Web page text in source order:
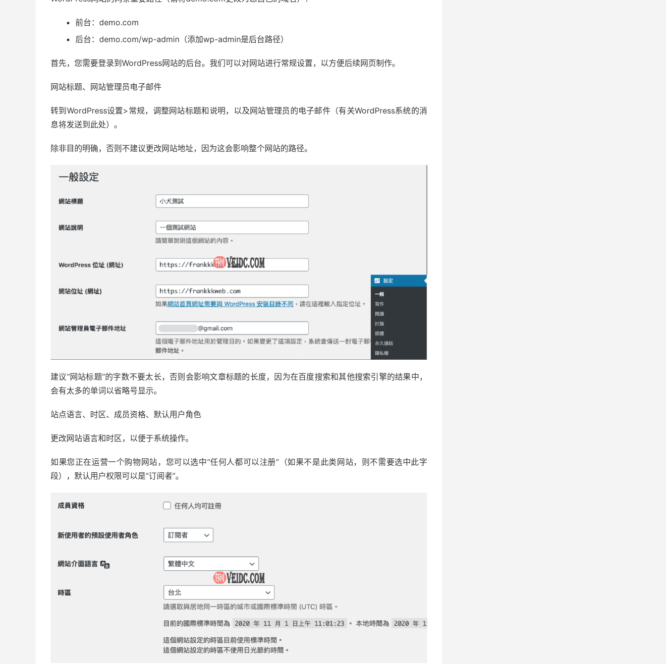
前台：demo.com
后台：demo.com/wp-admin（添加wp-admin是后台路径）
首先，您需要登录到WordPress网站的后台。我们可以对网站进行常规设置，以方便后续网页制作。
网站标题、网站管理员电子邮件
转到WordPress设置>常规，调整网站标题和说明，以及网站管理员的电子邮件（有关WordPress系统的消
息将发送到此处）。
除非目的明确，否则不建议更改网站地址，因为这会影响整个网站的路径。
建议“网站标题”的字数不要太长，否则会影响文章标题的长度，因为在百度搜索和其他搜索引擎的结果中，
会有太多的单词以省略号显示。
站点语言、时区、成员资格、默认用户角色
更改网站语言和时区，以便于系统操作。
如果您正在运营一个购物网站，您可以选中“任何人都可以注册”（如果不是此类网站，则不需要选中此字
段），默认用户权限可以是“订阅者”。